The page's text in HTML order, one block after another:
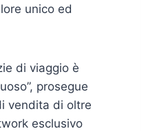
unico ed
di viaggio è
prosegue
vendita di oltre
esclusivo